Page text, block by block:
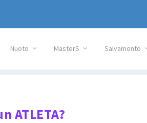
Nuoto MasterS Salvamento
ATLETA?